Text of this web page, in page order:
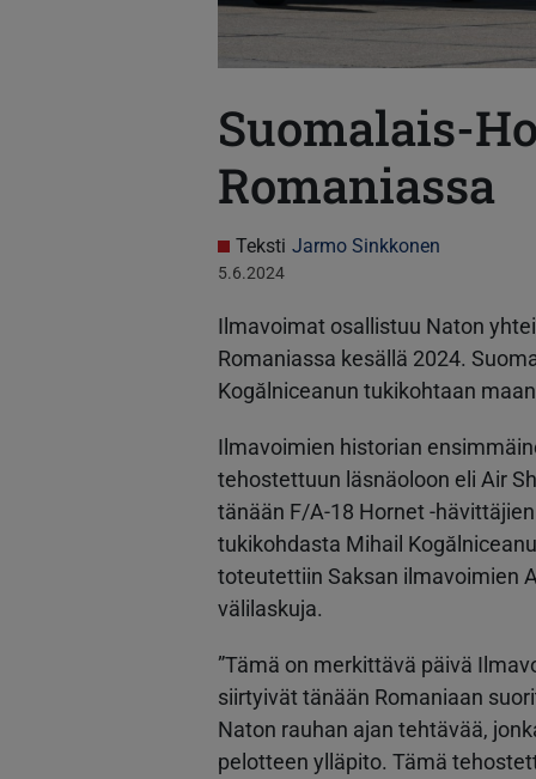
Suomalais-
Romaniassa
Teksti Jarmo Sinkkonen
5.6.2024
Ilmavoimat osallistuu Naton
Romaniassa kesällä 2024.
Kogălniceanun tukikohtaan
Ilmavoimien historian
tehostettuun läsnäoloon eli Air
tänään F/A-18 Hornet -
tukikohdasta Mihail
toteutettiin Saksan ilmavoimien
välilaskuja.
”Tämä on merkittävä päivä
siirtyivät tänään Romaniaan
Naton rauhan ajan tehtävää,
pelotteen ylläpito. Tämä